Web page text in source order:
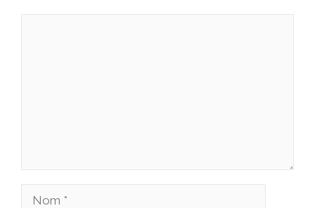
Nom